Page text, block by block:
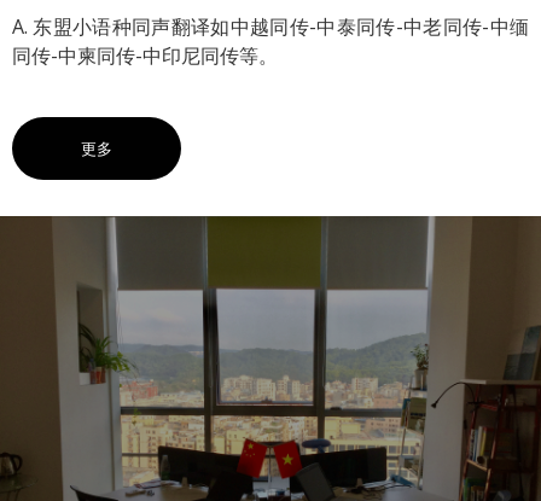
A. 东盟小语种同声翻译如中越同传-中泰同传-中老同传-中缅
同传-中柬同传-中印尼同传等。
议 4.技术转让 5.考察市场 6.婚庆主持 7.观光导游 8.货源信
息
更多